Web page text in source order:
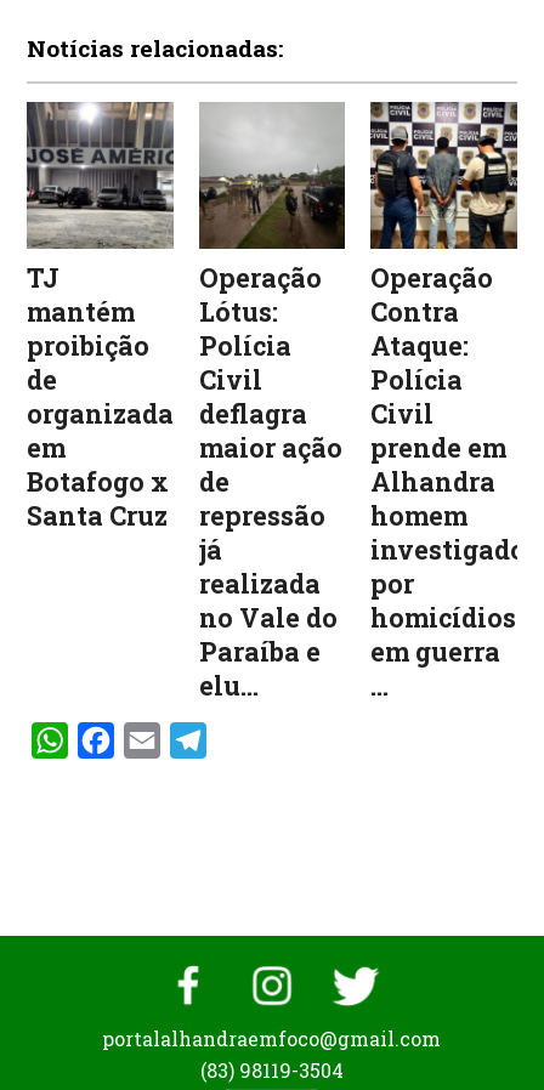
Notícias relacionadas:
TJ
mantém
proibição
de
organizadas
em
Botafogo x
Santa Cruz
Operação
Lótus:
Polícia
Civil
deflagra
maior ação
de
repressão
já
realizada
no Vale do
Paraíba e
elu...
Operação
Contra
Ataque:
Polícia
Civil
prende em
Alhandra
homem
investigado
por
homicídios
em guerra
...
WhatsAppFacebook
Email
portalalhandraemfoco@gmail.com
(83) 98119-3504